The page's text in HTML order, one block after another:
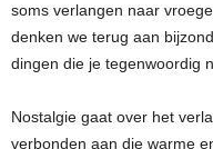
soms verlangen naar
denken we terug aan
dingen die je tegenwoordig
Nostalgie gaat over het
verbonden aan die warme